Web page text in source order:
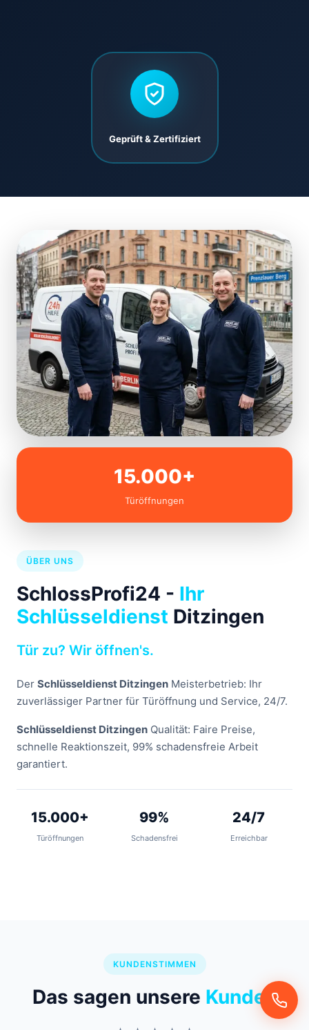
Geprüft & Zertifiziert
15.000+
Türöffnungen
ÜBER UNS
SchlossProfi24 - Ihr
Schlüsseldienst Ditzingen
Tür zu? Wir öffnen's.
Der Schlüsseldienst Ditzingen Meisterbetrieb: Ihr
zuverlässiger Partner für Türöffnung und Service, 24/7.
Schlüsseldienst Ditzingen Qualität: Faire Preise,
schnelle Reaktionszeit, 99% schadensfreie Arbeit
garantiert.
15.000+
Türöffnungen
99%
Schadensfrei
24/7
Erreichbar
KUNDENSTIMMEN
Das sagen unsere Kunden